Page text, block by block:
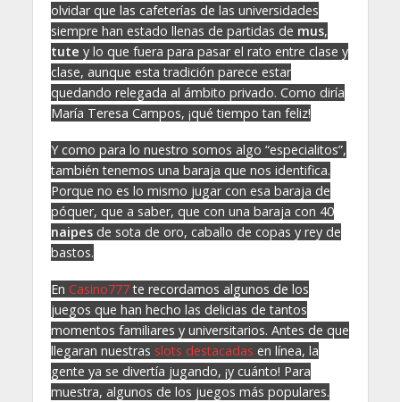
olvidar que las cafeterías de las universidades
siempre han estado llenas de partidas de mus,
tute y lo que fuera para pasar el rato entre clase y
clase, aunque esta tradición parece estar
quedando relegada al ámbito privado. Como diría
María Teresa Campos, ¡qué tiempo tan feliz!
Y como para lo nuestro somos algo “especialitos”,
también tenemos una baraja que nos identifica.
Porque no es lo mismo jugar con esa baraja de
póquer, que a saber, que con una baraja con 40
naipesde sota de oro, caballo de copas y rey de
bastos.
En Casino777te recordamos algunos de los
juegos que han hecho las delicias de tantos
momentos familiares y universitarios. Antes de que
llegaran nuestras slots destacadas en línea, la
gente ya se divertía jugando, ¡y cuánto! Para
muestra, algunos de los juegos más populares.